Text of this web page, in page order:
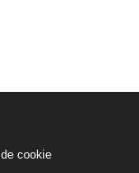
cookie